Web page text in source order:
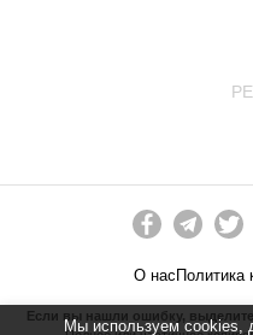
Мы используем cookies,
О нас Политика
Если вы нашли ошибку,